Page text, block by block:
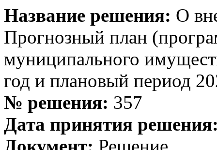
Название решения: О
Прогнозный план
муниципального
год и плановый период
№ решения: 357
Дата принятия
Документ: Решение